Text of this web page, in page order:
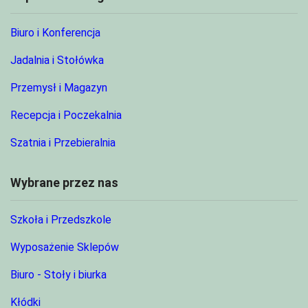
Biuro i Konferencja
Jadalnia i Stołówka
Przemysł i Magazyn
Recepcja i Poczekalnia
Szatnia i Przebieralnia
Wybrane przez nas
Szkoła i Przedszkole
Wyposażenie Sklepów
Biuro - Stoły i biurka
Kłódki